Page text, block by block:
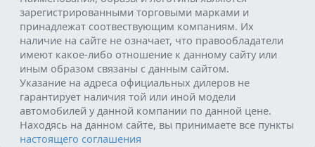
зарегистрированными торговыми марками и
принадлежат соотвествующим компаниям. Их
наличие на сайте не означает, что правообладатели
имеют какое-либо отношение к данному сайту или
иным образом связаны с данным сайтом.
Указание на адреса официальных дилеров не
гарантирует наличия той или иной модели
автомобилей у данной компании по данной цене.
Находясь на данном сайте, вы принимаете все пункты
настоящего соглашения